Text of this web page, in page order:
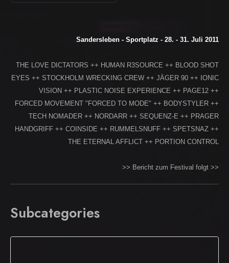
Sandersleben - Sportplatz - 28. - 31. Juli 2011
THE LOVE DICTATORS ++ HUMAN R3SOURCE ++ BLOOD SHOT
EYES ++ STOCKHOLM WRECKING CREW ++ JÄGER 90 ++ IONIC
VISION ++ PLASTIC NOISE EXPERIENCE ++ PAGE12 ++
FORCED MOVEMENT "FORCED TO MODE" ++ BODYSTYLER ++
TECH NOMADER ++ NORDARR ++ SEQUENZ-E ++ PRAGER
HANDGRIFF ++ COINSIDE ++ RUMMELSNUFF ++ SPETSNAZ ++
THE ETERNAL AFFLICT ++ PORTION CONTROL
>> Bericht zum Festival folgt >>
Subcategories